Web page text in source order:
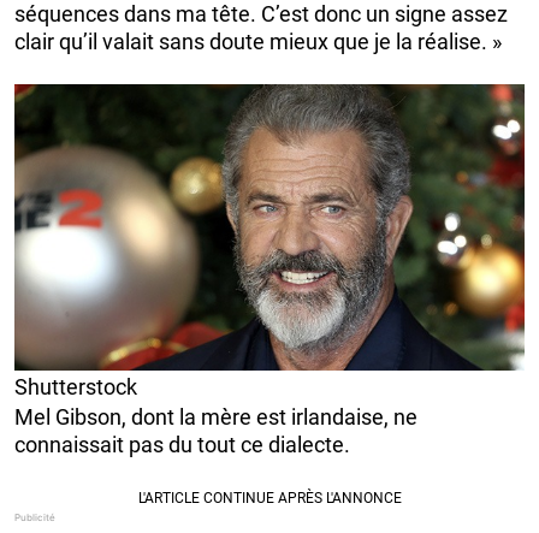
séquences dans ma tête. C’est donc un signe assez
clair qu’il valait sans doute mieux que je la réalise. »
Shutterstock
Mel Gibson, dont la mère est irlandaise, ne
connaissait pas du tout ce dialecte.